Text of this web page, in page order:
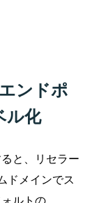
ンドポ
ル化
と、リセラー
ドメインでス